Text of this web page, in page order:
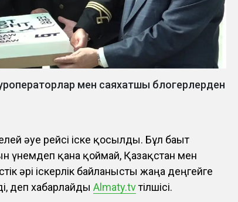
мен саяхатшы блогерлерден
әуе рейсі іске қосылды. Бұл бағыт
үнемдеп қана қоймай, Қазақстан мен
әрі іскерлік байланысты жаңа деңгейге
деп хабарлайдыАlmaty.tvтілшісі.